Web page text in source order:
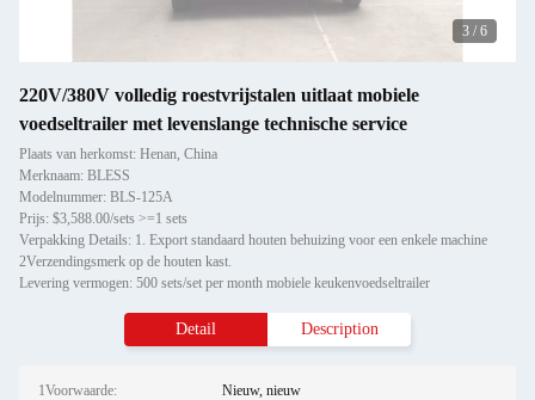
3 / 6
220V/380V volledig roestvrijstalen uitlaat mobiele
voedseltrailer met levenslange technische service
Plaats van herkomst: Henan, China
Merknaam: BLESS
Modelnummer: BLS-125A
Prijs: $3,588.00/sets >=1 sets
Verpakking Details: 1. Export standaard houten behuizing voor een enkele machine
2Verzendingsmerk op de houten kast.
Levering vermogen: 500 sets/set per month mobiele keukenvoedseltrailer
Detail Description
1Voorwaarde: Nieuw, nieuw